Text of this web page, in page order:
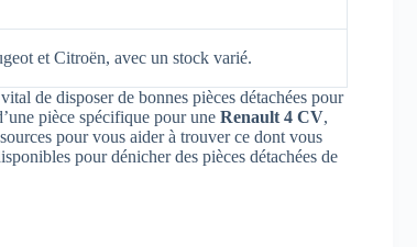
et Citroën, avec un stock varié.
de disposer de bonnes pièces détachées pour
pièce spécifique pour une Renault 4 CV,
pour vous aider à trouver ce dont vous
pour dénicher des pièces détachées de